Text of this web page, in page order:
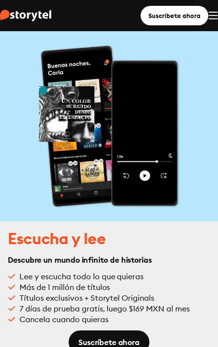
Suscríbete ahora
Escucha y lee
Descubre un mundo infinito de historias
Lee y escucha todo lo que quieras
Más de 1 millón de títulos
Títulos exclusivos + Storytel Originals
7 días de prueba gratis, luego $169 MXN al mes
Cancela cuando quieras
Suscríbete ahora